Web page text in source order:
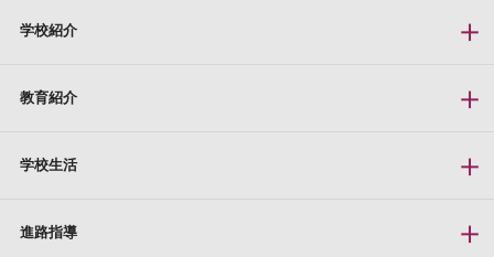
学校紹介
教育紹介
学校生活
進路指導